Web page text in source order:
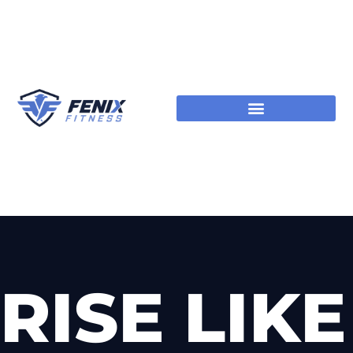
RISE LIKE